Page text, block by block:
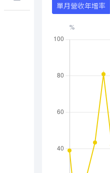
單月營收年增率